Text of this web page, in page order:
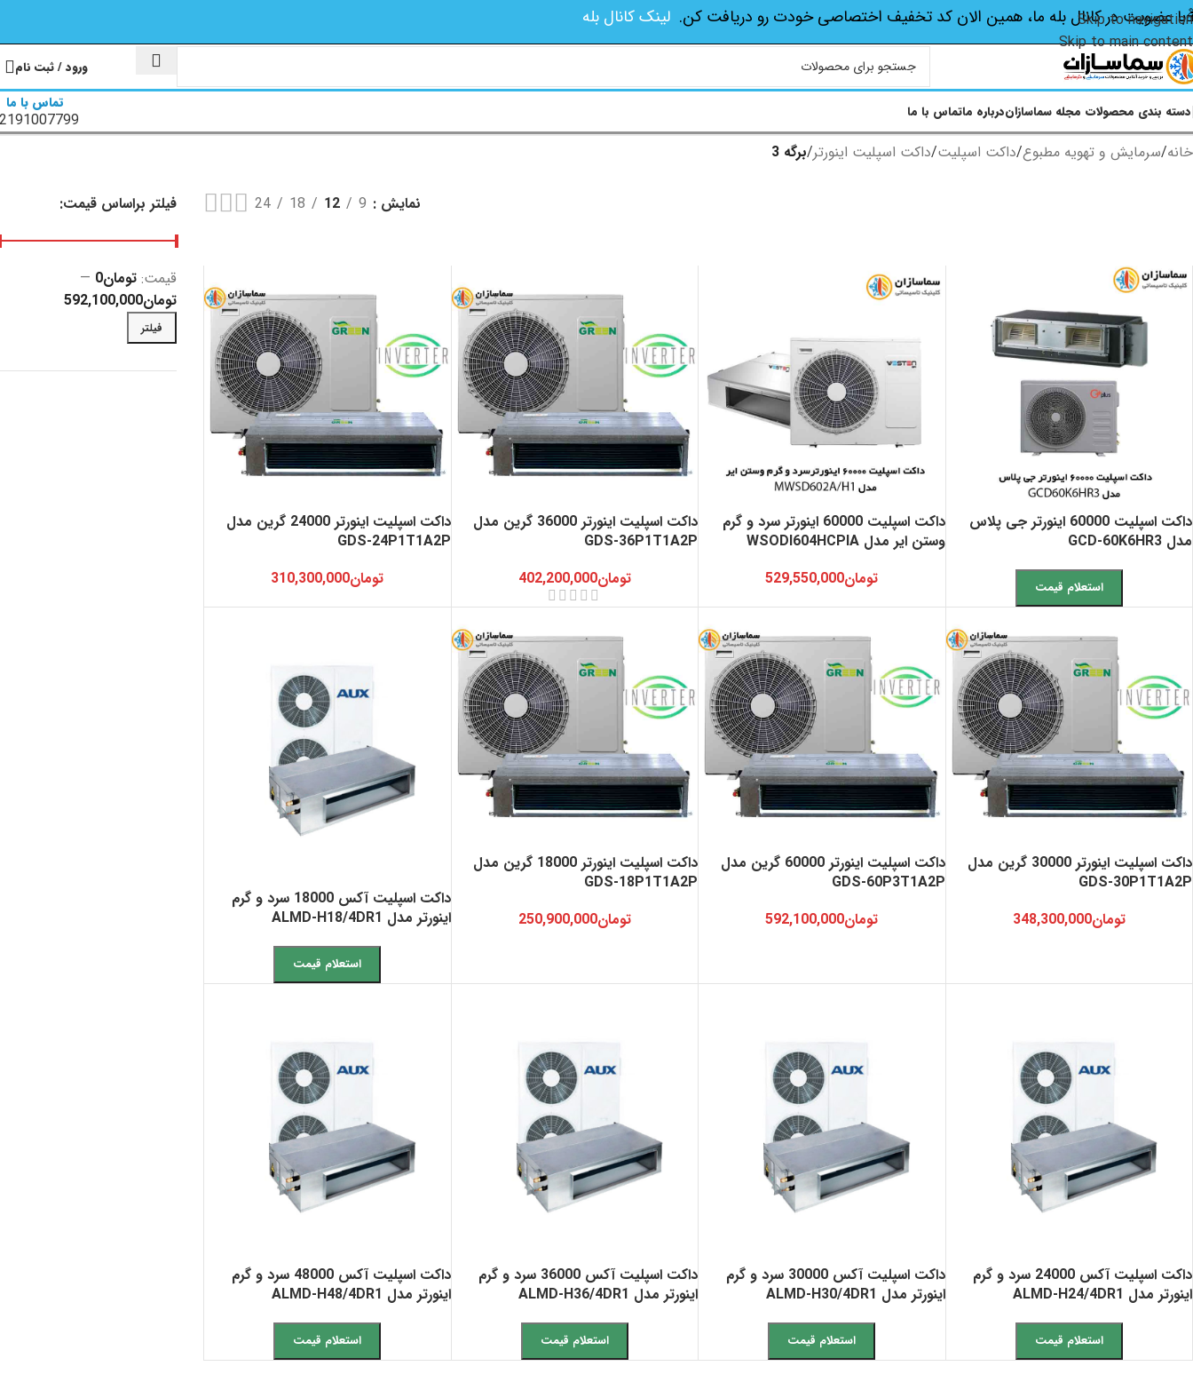
Skip to navigation
Skip to main content
عضویت در کانال بله ما، همین الان کد تخفیف اختصاصی‌ خودت رو دریافت کن. لینک کانال بله
ورود / ثبت نام
دسته بندی محصولات مجله سماسازاندرباره ماتماس با ما تماس با ما
خانه/سرمایش و تهویه مطبوع/داکت اسپلیت/داکت اسپلیت اینورتر/برگه 3
فیلتر براساس قیمت:
فیلتر
قیمت: تومان0
—
تومان592,100,000
نمایش 9
12
18
24
داکت اسپلیت 60000 اینورتر جی پلاس
مدل GCD-60K6HR3
استعلام قیمت
داکت اسپلیت 60000 اینورتر سرد و گرم
وستن ایر مدل WSODI604HCPIA
تومان529,550,000
داکت اسپلیت اینورتر 36000 گرین مدل
GDS-36P1T1A2P
تومان402,200,000
داکت اسپلیت اینورتر 24000 گرین مدل
GDS-24P1T1A2P
تومان310,300,000
داکت اسپلیت اینورتر 30000 گرین مدل
GDS-30P1T1A2P
تومان348,300,000
داکت اسپلیت اینورتر 60000 گرین مدل
GDS-60P3T1A2P
تومان592,100,000
داکت اسپلیت اینورتر 18000 گرین مدل
GDS-18P1T1A2P
تومان250,900,000
داکت اسپلیت آکس 18000 سرد و گرم
اینورتر مدل ALMD-H18/4DR1
استعلام قیمت
داکت اسپلیت آکس 24000 سرد و گرم
اینورتر مدل ALMD-H24/4DR1
استعلام قیمت
داکت اسپلیت آکس 30000 سرد و گرم
اینورتر مدل ALMD-H30/4DR1
استعلام قیمت
داکت اسپلیت آکس 36000 سرد و گرم
اینورتر مدل ALMD-H36/4DR1
استعلام قیمت
داکت اسپلیت آکس 48000 سرد و گرم
اینورتر مدل ALMD-H48/4DR1
استعلام قیمت